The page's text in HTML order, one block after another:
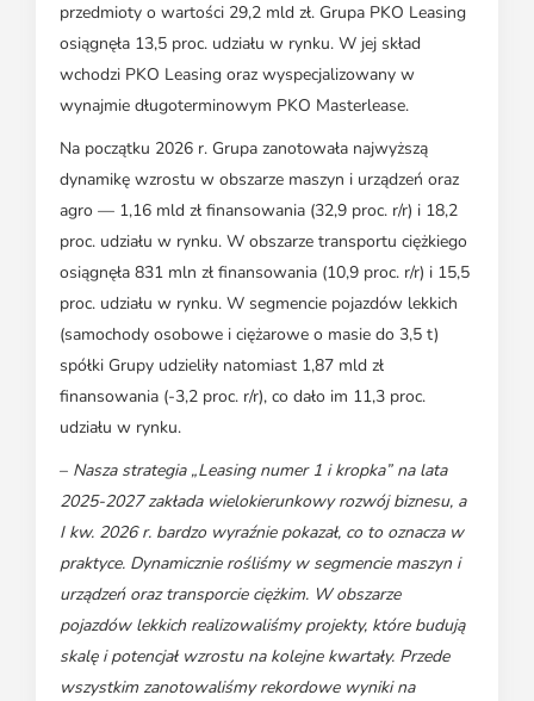
przedmioty o wartości 29,2 mld zł. Grupa PKO Leasing
osiągnęła 13,5 proc. udziału w rynku. W jej skład
wchodzi PKO Leasing oraz wyspecjalizowany w
wynajmie długoterminowym PKO Masterlease.
Na początku 2026 r. Grupa zanotowała najwyższą
dynamikę wzrostu w obszarze maszyn i urządzeń oraz
agro — 1,16 mld zł finansowania (32,9 proc. r/r) i 18,2
proc. udziału w rynku. W obszarze transportu ciężkiego
osiągnęła 831 mln zł finansowania (10,9 proc. r/r) i 15,5
proc. udziału w rynku. W segmencie pojazdów lekkich
(samochody osobowe i ciężarowe o masie do 3,5 t)
spółki Grupy udzieliły natomiast 1,87 mld zł
finansowania (-3,2 proc. r/r), co dało im 11,3 proc.
udziału w rynku.
– Nasza strategia „Leasing numer 1 i kropka” na lata
2025-2027 zakłada wielokierunkowy rozwój biznesu, a
I kw. 2026 r. bardzo wyraźnie pokazał, co to oznacza w
praktyce. Dynamicznie rośliśmy w segmencie maszyn i
urządzeń oraz transporcie ciężkim. W obszarze
pojazdów lekkich realizowaliśmy projekty, które budują
skalę i potencjał wzrostu na kolejne kwartały. Przede
wszystkim zanotowaliśmy rekordowe wyniki na